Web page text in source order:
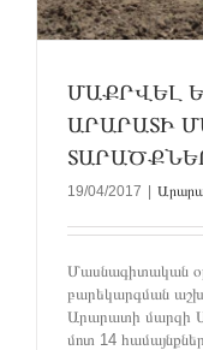
ՄԱՔՐՎԵԼ
ԱՐԱՐԱՏԻ
19/04/2017
Մասնագիտական
բարեկարգման
Արարատի մարզի
մոտ 14